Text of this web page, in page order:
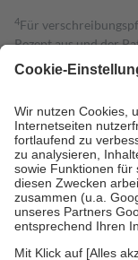
4Für
Rezept aus und der
gesetzliche
Kosten dafür, der
Grundsätzlich leisten
Prozent des
höchstens zehn Euro.
Kosten der Leistung
Diese Regeln gelten
Bei Heilmitteln und
Zuzahlung zehn
Verordnung.